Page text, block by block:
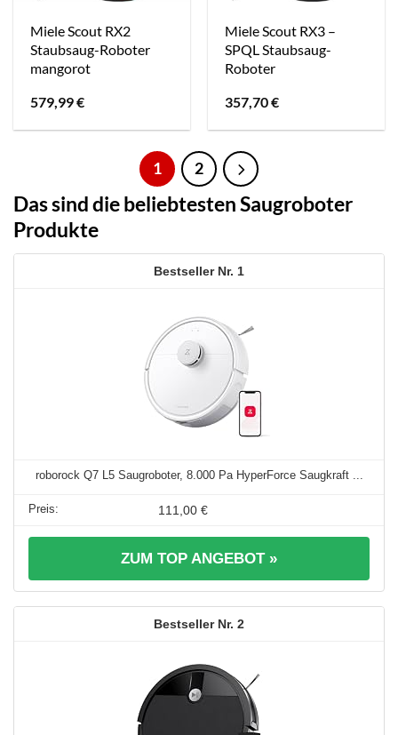
Miele Scout RX2
Staubsaug-Roboter
mangorot
579,99€
Miele Scout RX3 –
SPQL Staubsaug-
Roboter
357,70€
1 2
Das sind die beliebtesten Saugroboter
Produkte
1
roborock Q7 L5 Saugroboter, 8.000 Pa HyperForce Saugkraft ...
111,00 €
ZUM TOP ANGEBOT »
2